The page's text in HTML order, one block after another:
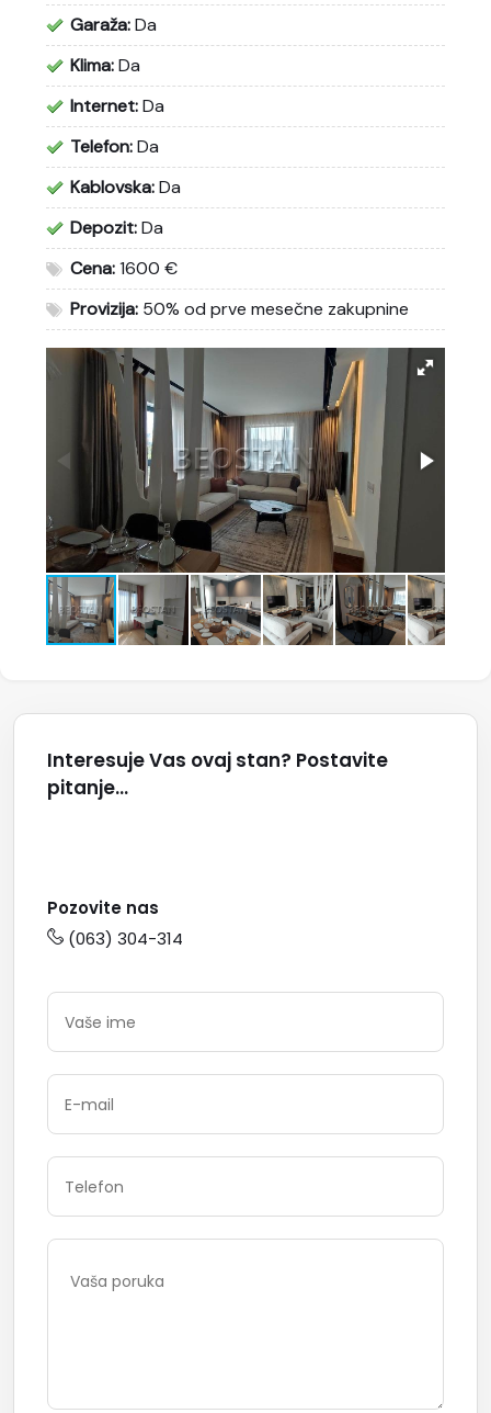
Garaža:Da
Klima:Da
Internet:Da
Telefon:Da
Kablovska:Da
Depozit:Da
Cena:1600 €
Provizija: 50% od prve mesečne zakupnine
Interesuje Vas ovaj stan? Postavite
pitanje...
Pozovite nas
(063) 304-314